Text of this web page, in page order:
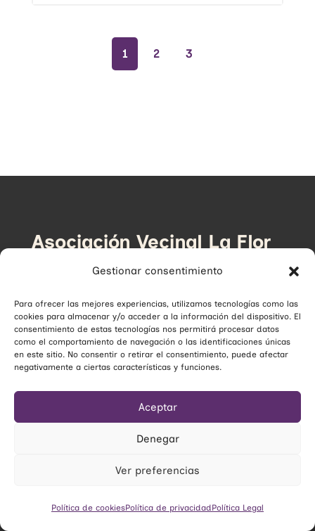
Gestionar consentimiento
Para ofrecer las mejores experiencias, utilizamos tecnologías como las
cookies para almacenar y/o acceder a la información del dispositivo. El
consentimiento de estas tecnologías nos permitirá procesar datos
como el comportamiento de navegación o las identificaciones únicas
en este sitio. No consentir o retirar el consentimiento, puede afectar
negativamente a ciertas características y funciones.
Aceptar
Denegar
Ver preferencias
Política de cookiesPolítica de privacidadPolítica Legal
1 2 3
Asociación Vecinal La Flor
Plaza Corcubión 16, Madrid –
Correo electrónico:
avlaflor@avlaflor.org
SUSCRÍBETE A NUESTRO BOLETÍN